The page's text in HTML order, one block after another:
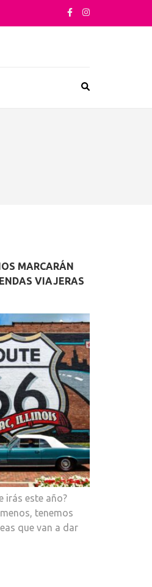
MARCARÁN
VIAJERAS
irás este año?
tenemos
que van a dar